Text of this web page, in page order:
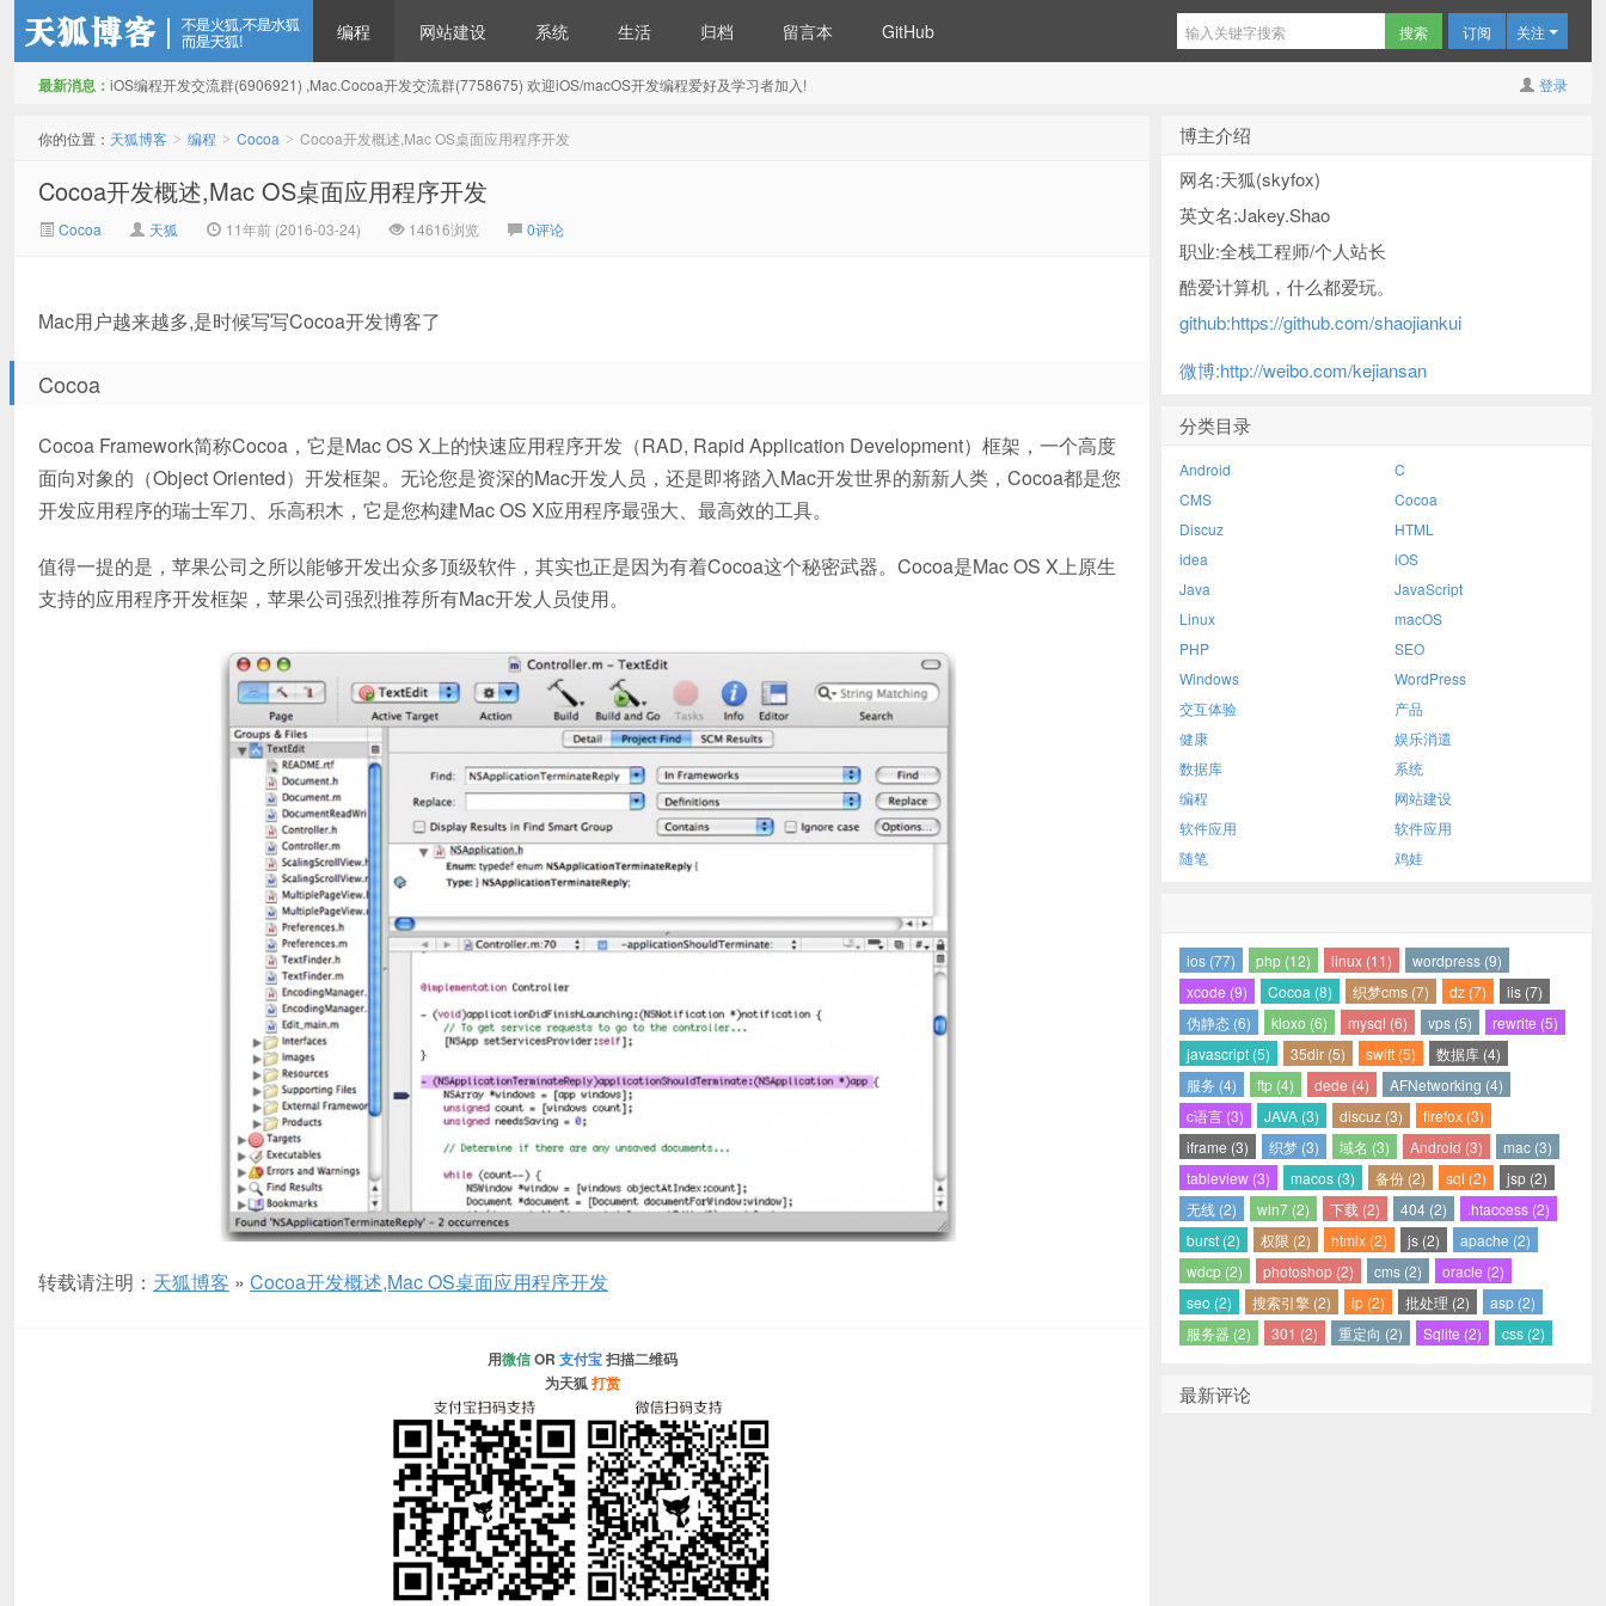
编程 网站建设 系统 生活 归档 留言本 GitHub 订阅 关注
登录
最新消息： iOS编程开发交流群(6906921) ,Mac.Cocoa开发交流群(7758675) 欢迎iOS/macOS开发编程爱好及学习者加入!
你的位置： 天狐博客 > 编程 > Cocoa > Cocoa开发概述,Mac OS桌面应用程序开发
Cocoa开发概述,Mac OS桌面应用程序开发
Cocoa 天狐 11年前 (2016-03-24) 14616浏览 0评论
Mac用户越来越多,是时候写写Cocoa开发博客了
Cocoa
Cocoa Framework简称Cocoa，它是Mac OS X上的快速应用程序开发（RAD, Rapid Application Development）框架，一个高度
面向对象的（Object Oriented）开发框架。无论您是资深的Mac开发人员，还是即将踏入Mac开发世界的新新人类，Cocoa都是您
开发应用程序的瑞士军刀、乐高积木，它是您构建Mac OS X应用程序最强大、最高效的工具。
值得一提的是，苹果公司之所以能够开发出众多顶级软件，其实也正是因为有着Cocoa这个秘密武器。Cocoa是Mac OS X上原生
支持的应用程序开发框架，苹果公司强烈推荐所有Mac开发人员使用。
转载请注明： 天狐博客 » Cocoa开发概述,Mac OS桌面应用程序开发
用微信OR 支付宝扫描二维码
为天狐 打赏
博主介绍
网名:天狐(skyfox)
英文名:Jakey.Shao
职业:全栈工程师/个人站长
酷爱计算机，什么都爱玩。
github:https://github.com/shaojiankui
微博:http://weibo.com/kejiansan
分类目录
Android
C
CMS
Cocoa
Discuz
HTML
idea
iOS
Java
JavaScript
Linux
macOS
PHP
SEO
Windows
WordPress
交互体验
产品
健康
娱乐消遣
数据库
系统
编程
网站建设
软件应用
软件应用
随笔
鸡娃
ios (77) php (12) linux (11)
wordpress (9)
xcode (9)
Cocoa (8) 织梦cms (7) dz (7)
iis (7)
伪静态 (6)
kloxo (6) mysql (6) vps (5)
rewrite (5)
javascript (5)
35dir (5) swift (5)
数据库 (4)
服务 (4)
ftp (4) dede (4)
AFNetworking (4)
c语言 (3)
JAVA (3) discuz (3)
firefox (3)
iframe (3)
织梦 (3) 域名 (3) Android (3)
mac (3)
tableview (3)
macos (3) 备份 (2) sql (2)
jsp (2)
无线 (2)
win7 (2) 下载 (2) 404 (2)
.htaccess (2)
burst (2)
权限 (2) htmlx (2) js (2)
apache (2)
wdcp (2)
photoshop (2) cms (2)
oracle (2)
seo (2)
搜索引擎 (2) ip (2) 批处理 (2)
asp (2)
服务器 (2)
301 (2) 重定向 (2) Sqlite (2) css (2)
最新评论